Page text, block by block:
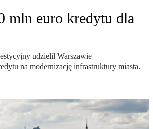
mln euro kredytu dla
udzielił Warszawie
na modernizację infrastruktury miasta.